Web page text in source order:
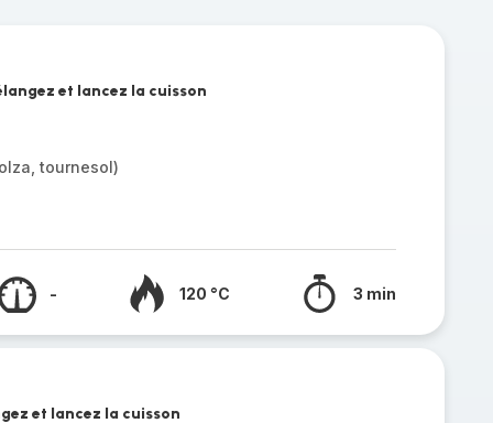
et lancez la cuisson
tournesol)
- 120 °C 3 min
et lancez la cuisson